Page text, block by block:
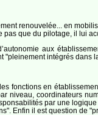
renouvelée... en
que du pilotage, il lui
aux
intégrés dans
fonctions en
niveau, coordinateurs
par une
Enfin il est question de